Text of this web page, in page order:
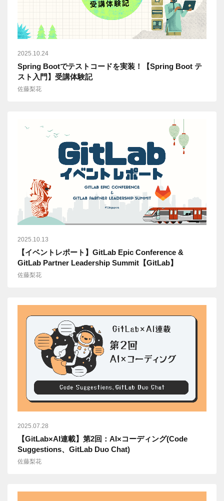
2025.10.24
Spring Bootでテストコードを実装！【Spring Boot テ
スト入門】受講体験記
佐藤梨花
2025.10.13
【イベントレポート】GitLab Epic Conference &
GitLab Partner Leadership Summit【GitLab】
佐藤梨花
2025.07.28
【GitLab×AI連載】第2回：AI×コーディング(Code
Suggestions、GitLab Duo Chat)
佐藤梨花